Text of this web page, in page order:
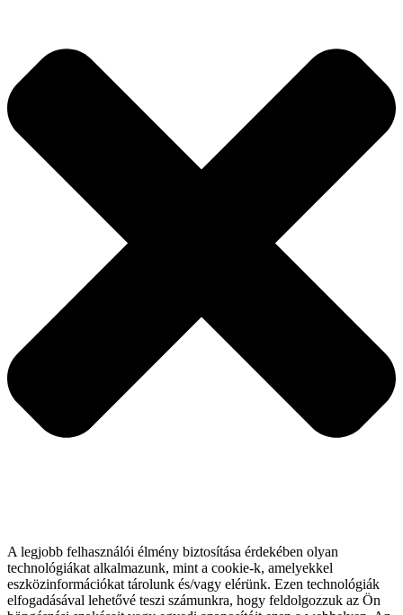
A legjobb felhasználói élmény biztosítása érdekében olyan
technológiákat alkalmazunk, mint a cookie-k, amelyekkel
eszközinformációkat tárolunk és/vagy elérünk. Ezen technológiák
elfogadásával lehetővé teszi számunkra, hogy feldolgozzuk az Ön